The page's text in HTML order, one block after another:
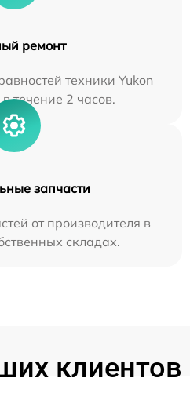
ремонт
техники Yukon
течение 2 часов.
запчасти
от производителя в
складах.
клиентов